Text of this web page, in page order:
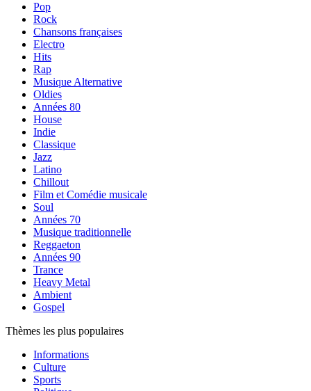
Pop
Rock
Chansons françaises
Electro
Hits
Rap
Musique Alternative
Oldies
Années 80
House
Indie
Classique
Jazz
Latino
Chillout
Film et Comédie musicale
Soul
Années 70
Musique traditionnelle
Reggaeton
Années 90
Trance
Heavy Metal
Ambient
Gospel
Thèmes les plus populaires
Informations
Culture
Sports